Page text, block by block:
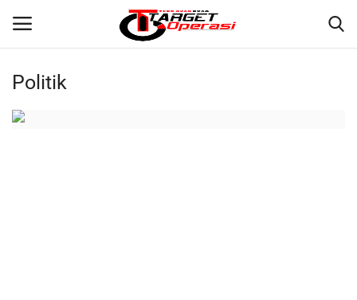
Login
Politik